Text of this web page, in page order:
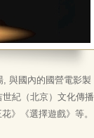
與國內的國營電影製
紀（北京）文化傳播
》《選擇遊戲》等。